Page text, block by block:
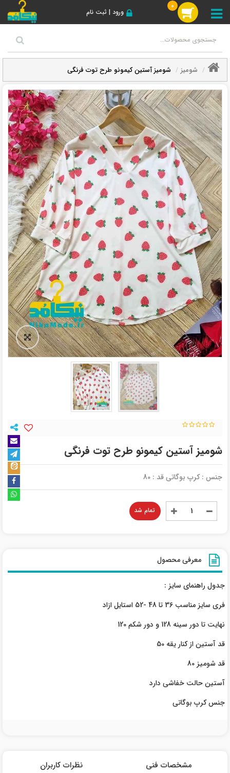
ورود | ثبت نام
0
شومیز شومیز آستین کیمونو طرح توت فرنگی
شومیز آستین کیمونو طرح توت فرنگی
جنس : کرپ بوگاتی قد : 80
تمام شد
معرفی محصول
جدول راهنمای سایز :
فری سایز مناسب 36 تا 48 -52 استایل ازاد
نهایت تا دور سینه 128 و دور شکم 120
قد آستین از کنار یقه 50
قد شومیز 80
آستین حالت خفاشی دارد
جنس کرپ بوگاتی
مشخصات فنی نظرات کاربران